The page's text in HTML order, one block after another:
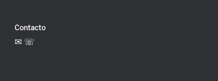
Contacto
✉ ☏